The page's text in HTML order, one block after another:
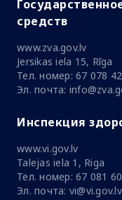
средств
www.zva.gov.lv
Jersikas iela 15, Rīga
Тел. номер: 67 078
Эл. почта:
Инспекция
www.vi.gov.lv
Talejas iela 1, Riga
Тел. номер: 67 081
Эл. почта: vi@vi.gov.lv